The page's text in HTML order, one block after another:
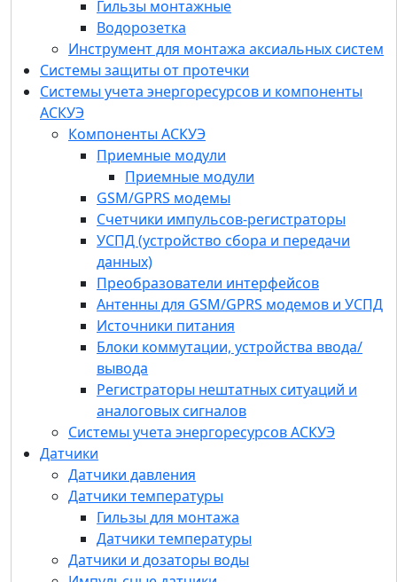
Гильзы монтажные
Водорозетка
Инструмент для монтажа аксиальных систем
Системы защиты от протечки
Системы учета энергоресурсов и компоненты
АСКУЭ
Компоненты АСКУЭ
Приемные модули
Приемные модули
GSM/GPRS модемы
Счетчики импульсов-регистраторы
УСПД (устройство сбора и передачи
данных)
Преобразователи интерфейсов
Антенны для GSM/GPRS модемов и УСПД
Источники питания
Блоки коммутации, устройства ввода/
вывода
Регистраторы нештатных ситуаций и
аналоговых сигналов
Системы учета энергоресурсов АСКУЭ
Датчики
Датчики давления
Датчики температуры
Гильзы для монтажа
Датчики температуры
Датчики и дозаторы воды
Компоненты АСКУЭ
Приемные модули
GSM/GPRS модемы
Счетчики импульсов-регистраторы
УСПД (устройство сбора и передачи
Преобразователи интерфейсов
Антенны для GSM/GPRS модемов и УСПД
Источники питания
Блоки коммутации, устройства ввода/
вывода
Регистраторы нештатных ситуаций и
аналоговых сигналов
Системы учета энергоресурсов АСКУЭ
Датчики
Датчики давления
Датчики температуры
Гильзы для монтажа
Датчики температуры
Датчики и дозаторы воды
Импульсные датчики
Приводная техника
Преобразователи частоты
Устройства плавного пуска
Собственное ПО
Программный комплекс «Пульсар»
Конфигуратор устройств «Пульсар»